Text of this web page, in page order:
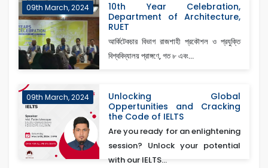
09th March, 2024
10th Year Celebration,
Department of Architecture,
RUET
আর্কিটেকচার বিভাগ রাজশাহী প্রকৌশল ও প্রযুক্তি
বিশ্ববিদ্যালয় প্রাঙ্গণে, গত ৮ এবং...
09th March, 2024
Unlocking Global
Oppertunities and Cracking
the Code of IELTS
Are you ready for an enlightening
session? Unlock your potential
with our IELTS...